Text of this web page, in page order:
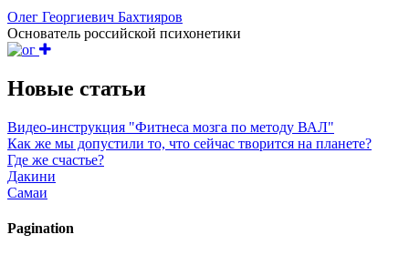
Олег Георгиевич Бахтияров
Основатель российской психонетики
Новые статьи
Видео-инструкция "Фитнеса мозга по методу ВАЛ"
Как же мы допустили то, что сейчас творится на планете?
Где же счастье?
Дакини
Самаи
Pagination